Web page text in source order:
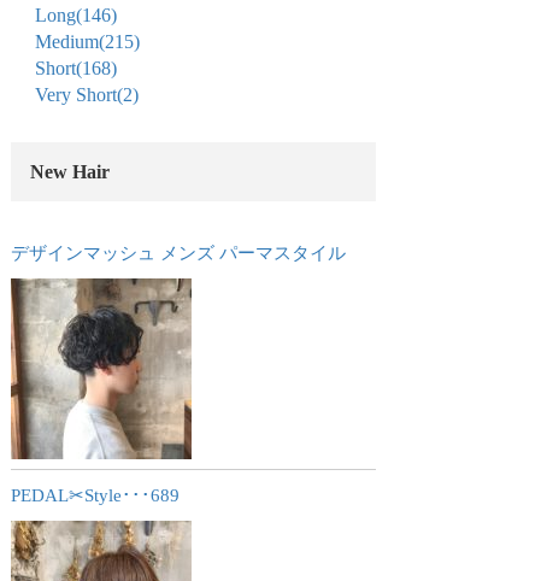
Long(146)
Medium(215)
Short(168)
Very Short(2)
New Hair
デザインマッシュ メンズ パーマスタイル
PEDAL✂︎Style･･･689